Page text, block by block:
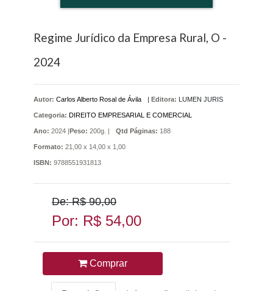
Regime Jurídico da Empresa Rural, O -
2024
Autor: Carlos Alberto Rosal de Ávila Editora: LUMEN JURIS
Categoria: DIREITO EMPRESARIAL E COMERCIAL
Ano: 2024 | Peso: 200g. | Qtd Páginas: 188
Formato: 21,00 x 14,00 x 1,00
ISBN: 9788551931813
De: R$ 90,00
Por: R$ 54,00
Comprar